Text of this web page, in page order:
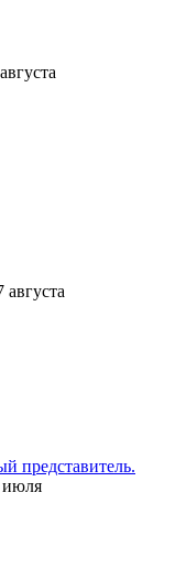
августа
представитель.
июля